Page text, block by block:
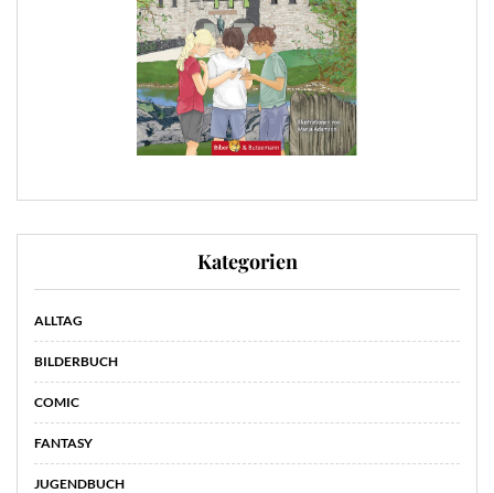
Kategorien
ALLTAG
BILDERBUCH
COMIC
FANTASY
JUGENDBUCH